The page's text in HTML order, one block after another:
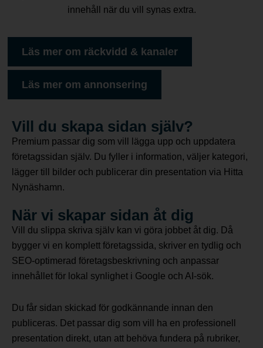
innehåll när du vill synas extra.
Läs mer om räckvidd & kanaler
Läs mer om annonsering
Vill du skapa sidan själv?
Premium passar dig som vill lägga upp och uppdatera
företagssidan själv. Du fyller i information, väljer kategori,
lägger till bilder och publicerar din presentation via Hitta
Nynäshamn.
När vi skapar sidan åt dig
Vill du slippa skriva själv kan vi göra jobbet åt dig. Då
bygger vi en komplett företagssida, skriver en tydlig och
SEO-optimerad företagsbeskrivning och anpassar
innehållet för lokal synlighet i Google och AI-sök.
Du får sidan skickad för godkännande innan den
publiceras. Det passar dig som vill ha en professionell
presentation direkt, utan att behöva fundera på rubriker,